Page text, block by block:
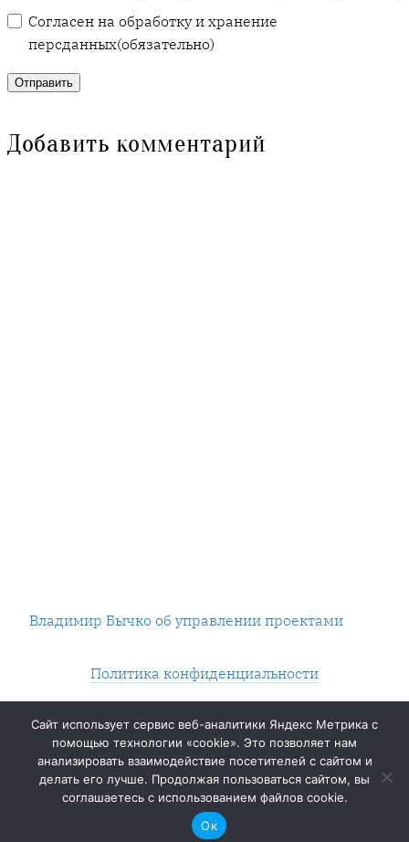
Согласен на обработку и хранение
персданных(обязательно)
Отправить
Добавить комментарий
Владимир Бычко об управлении проектами
Политика конфиденциальности
2014 — ∞
Электропочта:vladimir@bychko.ru
Сайт использует сервис веб-аналитики Яндекс Метрика с
помощью технологии «cookie». Это позволяет нам
анализировать взаимодействие посетителей с сайтом и
делать его лучше. Продолжая пользоваться сайтом, вы
соглашаетесь с использованием файлов cookie.
Ок